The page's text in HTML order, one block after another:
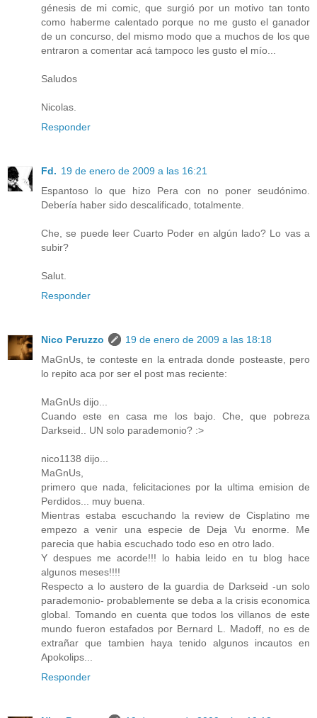
génesis de mi comic, que surgió por un motivo tan tonto
como haberme calentado porque no me gusto el ganador
de un concurso, del mismo modo que a muchos de los que
entraron a comentar acá tampoco les gusto el mío...
Saludos
Nicolas.
Responder
Fd. 19 de enero de 2009 a las 16:21
Espantoso lo que hizo Pera con no poner seudónimo.
Debería haber sido descalificado, totalmente.
Che, se puede leer Cuarto Poder en algún lado? Lo vas a
subir?
Salut.
Responder
Nico Peruzzo
19 de enero de 2009 a las 18:18
MaGnUs, te conteste en la entrada donde posteaste, pero
lo repito aca por ser el post mas reciente:
MaGnUs dijo...
Cuando este en casa me los bajo. Che, que pobreza
Darkseid.. UN solo parademonio? :>
nico1138 dijo...
MaGnUs,
primero que nada, felicitaciones por la ultima emision de
Perdidos... muy buena.
Mientras estaba escuchando la review de Cisplatino me
empezo a venir una especie de Deja Vu enorme. Me
parecia que habia escuchado todo eso en otro lado.
Y despues me acorde!!! lo habia leido en tu blog hace
algunos meses!!!!
Respecto a lo austero de la guardia de Darkseid -un solo
parademonio- probablemente se deba a la crisis economica
global. Tomando en cuenta que todos los villanos de este
mundo fueron estafados por Bernard L. Madoff, no es de
extrañar que tambien haya tenido algunos incautos en
Apokolips...
Responder